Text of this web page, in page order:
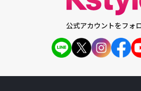
公式アカウントをフォ